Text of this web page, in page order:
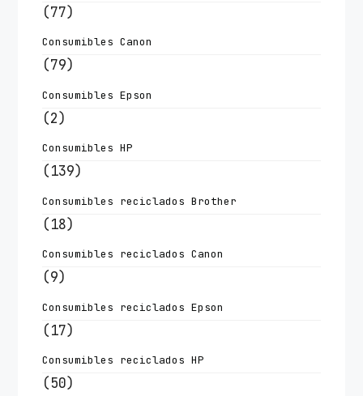
(77)
Consumibles Canon
(79)
Consumibles Epson
(2)
Consumibles HP
(139)
Consumibles reciclados Brother
(18)
Consumibles reciclados Canon
(9)
Consumibles reciclados Epson
(17)
Consumibles reciclados HP
(50)